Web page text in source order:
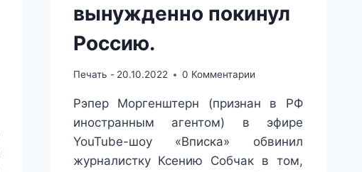
вынужденно покинул
Россию.
Печать - 20.10.2022 0 Комментарии
Рэпер Моргенштерн (признан в РФ
иностранным агентом) в эфире
YouTube-шоу «Вписка» обвинил
журналистку Ксению Собчак в том,